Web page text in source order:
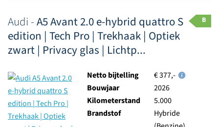
Audi -A5 Avant 2.0 e-hybrid quattro S
edition | Tech Pro | Trekhaak | Optiek
zwart | Privacy glas | Lichtp...
B
Netto bijtelling
€ 377,-
Bouwjaar
2026
Kilometerstand
5.000
Brandstof
Hybride